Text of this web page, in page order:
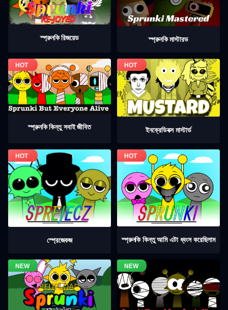
স্প্রুনকি রিজয়েড স্প্রুনকি মাস্টারড
স্প্রুনকি কিন্তু সবাই জীবিত ইনক্রেডিবক্স মাস্টার্ড
স্প্রেজেকজ স্প্রুনকি কিন্তু আমি এটা ধ্বংস করেছিলাম